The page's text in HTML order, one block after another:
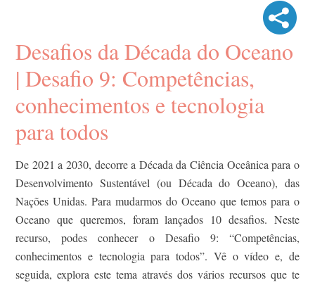
Desafios da Década do Oceano
| Desafio 9: Competências,
conhecimentos e tecnologia
para todos
De 2021 a 2030, decorre a Década da Ciência Oceânica para o
Desenvolvimento Sustentável (ou Década do Oceano), das
Nações Unidas. Para mudarmos do Oceano que temos para o
Oceano que queremos, foram lançados 10 desafios. Neste
recurso, podes conhecer o Desafio 9: “Competências,
conhecimentos e tecnologia para todos”. Vê o vídeo e, de
seguida, explora este tema através dos vários recursos que te